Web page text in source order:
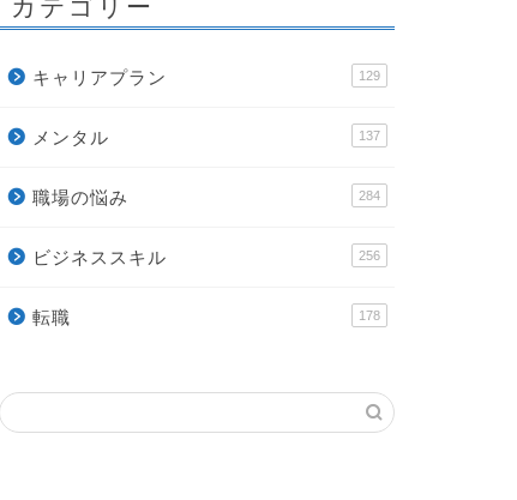
キャリアプラン 129
メンタル 137
職場の悩み 284
ビジネススキル 256
転職 178